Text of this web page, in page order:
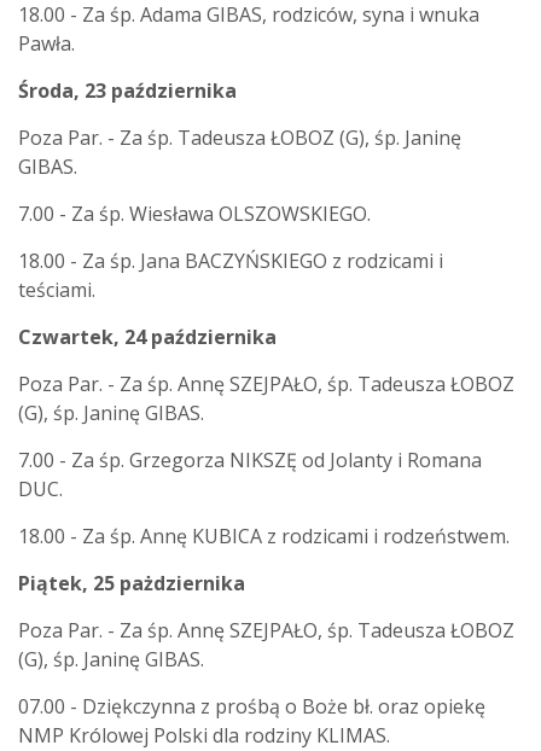
18.00 - Za śp. Adama GIBAS, rodziców, syna i wnuka
Pawła.
Środa, 23 października
Poza Par. - Za śp. Tadeusza ŁOBOZ (G), śp. Janinę
GIBAS.
7.00 - Za śp. Wiesława OLSZOWSKIEGO.
18.00 - Za śp. Jana BACZYŃSKIEGO z rodzicami i
teściami.
Czwartek, 24 października
Poza Par. - Za śp. Annę SZEJPAŁO, śp. Tadeusza ŁOBOZ
(G), śp. Janinę GIBAS.
7.00 - Za śp. Grzegorza NIKSZĘ od Jolanty i Romana
DUC.
18.00 - Za śp. Annę KUBICA z rodzicami i rodzeństwem.
Piątek, 25 pażdziernika
Poza Par. - Za śp. Annę SZEJPAŁO, śp. Tadeusza ŁOBOZ
(G), śp. Janinę GIBAS.
07.00 - Dziękczynna z prośbą o Boże bł. oraz opiekę
NMP Królowej Polski dla rodziny KLIMAS.